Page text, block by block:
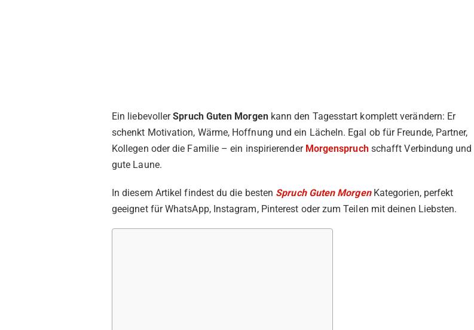
Ein liebevollerSpruch Guten Morgenkann den Tagesstart komplett verändern: Er
schenkt Motivation, Wärme, Hoffnung und ein Lächeln. Egal ob für Freunde, Partner,
Kollegen oder die Familie – ein inspirierender Morgenspruchschafft Verbindung und
gute Laune.
In diesem Artikel findest du die besten Spruch Guten MorgenKategorien, perfekt
geeignet für WhatsApp, Instagram, Pinterest oder zum Teilen mit deinen Liebsten.